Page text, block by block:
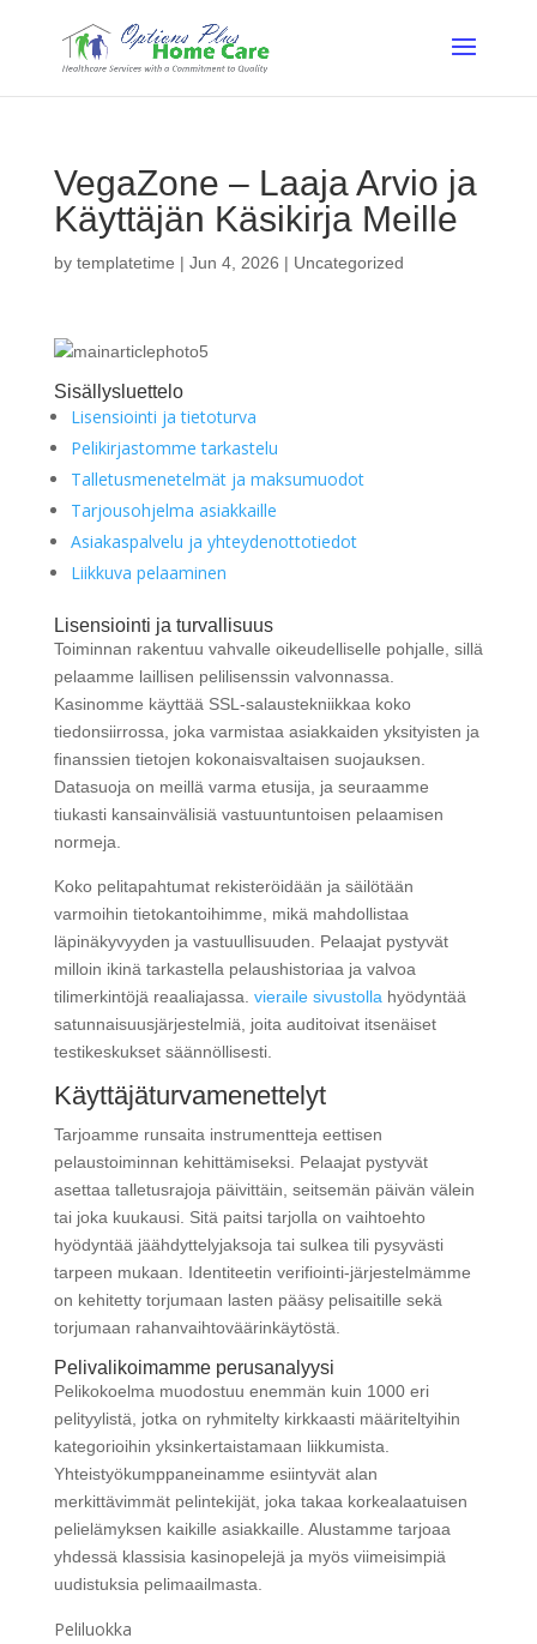
VegaZone – Laaja Arvio ja
Käyttäjän Käsikirja Meille
by templatetime | Jun 4, 2026 | Uncategorized
Sisällysluettelo
Lisensiointi ja tietoturva
Pelikirjastomme tarkastelu
Talletusmenetelmät ja maksumuodot
Tarjousohjelma asiakkaille
Asiakaspalvelu ja yhteydenottotiedot
Liikkuva pelaaminen
Lisensiointi ja turvallisuus
Toiminnan rakentuu vahvalle oikeudelliselle pohjalle, sillä
pelaamme laillisen pelilisenssin valvonnassa.
Kasinomme käyttää SSL-salaustekniikkaa koko
tiedonsiirrossa, joka varmistaa asiakkaiden yksityisten ja
finanssien tietojen kokonaisvaltaisen suojauksen.
Datasuoja on meillä varma etusija, ja seuraamme
tiukasti kansainvälisiä vastuuntuntoisen pelaamisen
normeja.
Koko pelitapahtumat rekisteröidään ja säilötään
varmoihin tietokantoihimme, mikä mahdollistaa
läpinäkyvyyden ja vastuullisuuden. Pelaajat pystyvät
milloin ikinä tarkastella pelaushistoriaa ja valvoa
tilimerkintöjä reaaliajassa. vieraile sivustolla hyödyntää
satunnaisuusjärjestelmiä, joita auditoivat itsenäiset
testikeskukset säännöllisesti.
Käyttäjäturvamenettelyt
Tarjoamme runsaita instrumentteja eettisen
pelaustoiminnan kehittämiseksi. Pelaajat pystyvät
asettaa talletusrajoja päivittäin, seitsemän päivän välein
tai joka kuukausi. Sitä paitsi tarjolla on vaihtoehto
hyödyntää jäähdyttelyjaksoja tai sulkea tili pysyvästi
tarpeen mukaan. Identiteetin verifiointi-järjestelmämme
on kehitetty torjumaan lasten pääsy pelisaitille sekä
torjumaan rahanvaihtoväärinkäytöstä.
Pelivalikoimamme perusanalyysi
Pelikokoelma muodostuu enemmän kuin 1000 eri
pelityylistä, jotka on ryhmitelty kirkkaasti määriteltyihin
kategorioihin yksinkertaistamaan liikkumista.
Yhteistyökumppaneinamme esiintyvät alan
merkittävimmät pelintekijät, joka takaa korkealaatuisen
pelielämyksen kaikille asiakkaille. Alustamme tarjoaa
yhdessä klassisia kasinopelejä ja myös viimeisimpiä
uudistuksia pelimaailmasta.
Peliluokka